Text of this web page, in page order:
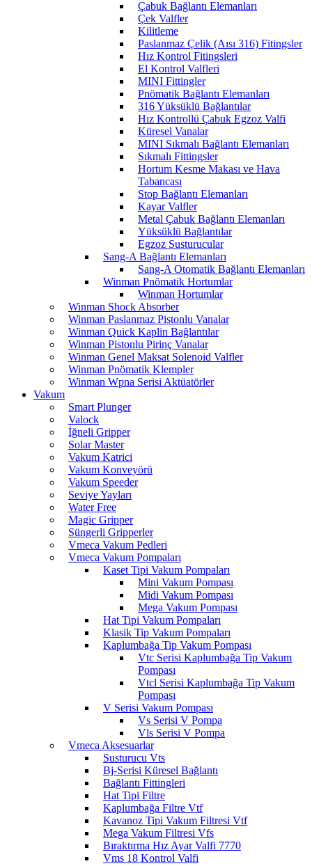
Çabuk Bağlantı Elemanları
Çek Valfler
Kilitleme
Paslanmaz Çelik (Aısı 316) Fitingsler
Hız Kontrol Fitingsleri
El Kontrol Valfleri
MINI Fittingler
Pnömatik Bağlantı Elemanları
316 Yüksüklü Bağlantılar
Hız Kontrollü Çabuk Egzoz Valfi
Küresel Vanalar
MINI Sıkmalı Bağlantı Elemanları
Sıkmalı Fittingsler
Hortum Kesme Makası ve Hava
Tabancası
Stop Bağlantı Elemanları
Kayar Valfler
Metal Çabuk Bağlantı Elemanları
Yüksüklü Bağlantılar
Egzoz Susturucular
Sang-A Bağlantı Elemanları
Sang-A Otomatik Bağlantı Elemanları
Winman Pnömatik Hortumlar
Winman Hortumlar
Winman Shock Absorber
Winman Paslanmaz Pistonlu Vanalar
Winman Quick Kaplin Bağlantılar
Winman Pistonlu Pirinç Vanalar
Winman Genel Maksat Solenoid Valfler
Winman Pnömatik Klempler
Winman Wpna Serisi Aktüatörler
Vakum
Smart Plunger
Valock
İğneli Gripper
Solar Master
Vakum Katrici
Vakum Konveyörü
Vakum Speeder
Seviye Yayları
Water Free
Magic Gripper
Süngerli Gripperler
Vmeca Vakum Pedleri
Vmeca Vakum Pompaları
Kaset Tipi Vakum Pompaları
Mini Vakum Pompası
Midi Vakum Pompası
Mega Vakum Pompası
Hat Tipi Vakum Pompaları
Klasik Tip Vakum Pompaları
Kaplumbağa Tip Vakum Pompası
Vtc Serisi Kaplumbağa Tip Vakum
Pompası
Vtcl Serisi Kaplumbağa Tip Vakum
Pompası
V Serisi Vakum Pompası
Vs Serisi V Pompa
Vls Serisi V Pompa
Vmeca Aksesuarlar
Susturucu Vts
Bj-Serisi Küresel Bağlantı
Bağlantı Fittingleri
Hat Tipi Filtre
Kaplumbağa Filtre Vtf
Kavanoz Tipi Vakum Filtresi Vtf
Mega Vakum Filtresi Vfs
Bıraktırma Hız Ayar Valfi 7770
Vms 18 Kontrol Valfi